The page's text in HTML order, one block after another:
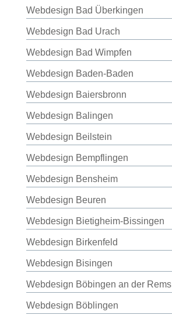
Webdesign Bad Überkingen
Webdesign Bad Urach
Webdesign Bad Wimpfen
Webdesign Baden-Baden
Webdesign Baiersbronn
Webdesign Balingen
Webdesign Beilstein
Webdesign Bempflingen
Webdesign Bensheim
Webdesign Beuren
Webdesign Bietigheim-Bissingen
Webdesign Birkenfeld
Webdesign Bisingen
Webdesign Böbingen an der Rems
Webdesign Böblingen